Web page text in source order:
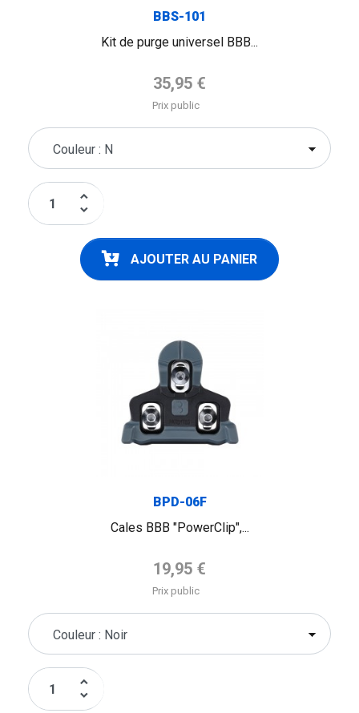
BBS-101
Kit de purge universel BBB...
Prix de base
35,95 €
Prix public
keyboard_arrow_up
keyboard_arrow_down
AJOUTER AU PANIER
BPD-06F
Cales BBB "PowerClip",...
Prix de base
19,95 €
Prix public
keyboard_arrow_up
keyboard_arrow_down